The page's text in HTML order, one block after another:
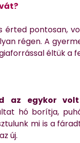
érted pontosan,
régen. A
éltük a
az egykor
hó borítja,
mi is a
új.